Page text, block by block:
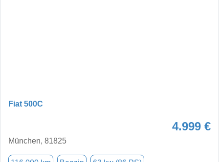
Fiat 500C
4.999 €
München, 81825